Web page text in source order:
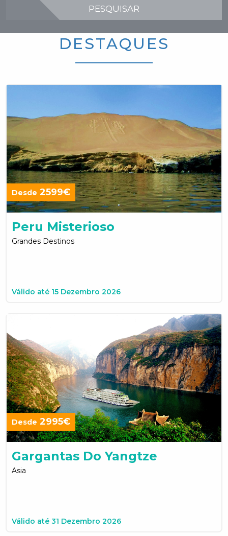
PESQUISAR
DESTAQUES
Desde 2599€
Peru Misterioso
Grandes Destinos
Válido até 15 Dezembro 2026
Desde 2995€
Gargantas Do Yangtze
Asia
Válido até 31 Dezembro 2026